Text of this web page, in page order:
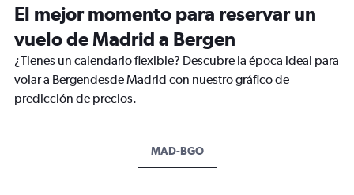
El mejor momento para reservar un
vuelo de Madrid a Bergen
¿Tienes un calendario flexible? Descubre la época ideal para
volar a Bergendesde Madrid con nuestro gráfico de
predicción de precios.
MAD-BGO